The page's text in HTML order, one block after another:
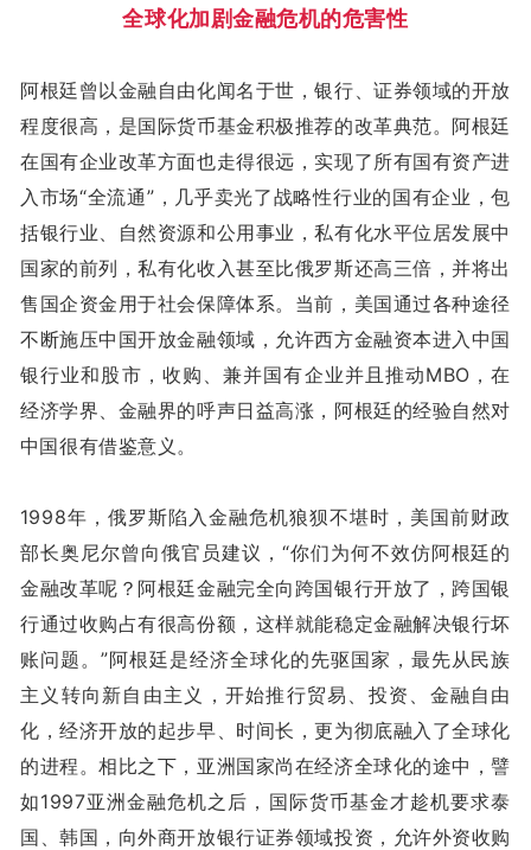
全球化加剧金融危机的危害性
阿根廷曾以金融自由化闻名于世，银行、证券领域的开放
程度很高，是国际货币基金积极推荐的改革典范。阿根廷
在国有企业改革方面也走得很远，实现了所有国有资产进
入市场“全流通”，几乎卖光了战略性行业的国有企业，包
括银行业、自然资源和公用事业，私有化水平位居发展中
国家的前列，私有化收入甚至比俄罗斯还高三倍，并将出
售国企资金用于社会保障体系。当前，美国通过各种途径
不断施压中国开放金融领域，允许西方金融资本进入中国
银行业和股市，收购、兼并国有企业并且推动MBO，在
经济学界、金融界的呼声日益高涨，阿根廷的经验自然对
中国很有借鉴意义。
1998年，俄罗斯陷入金融危机狼狈不堪时，美国前财政
部长奥尼尔曾向俄官员建议，“你们为何不效仿阿根廷的
金融改革呢？阿根廷金融完全向跨国银行开放了，跨国银
行通过收购占有很高份额，这样就能稳定金融解决银行坏
账问题。”阿根廷是经济全球化的先驱国家，最先从民族
主义转向新自由主义，开始推行贸易、投资、金融自由
化，经济开放的起步早、时间长，更为彻底融入了全球化
的进程。相比之下，亚洲国家尚在经济全球化的途中，譬
如1997亚洲金融危机之后，国际货币基金才趁机要求泰
国、韩国，向外商开放银行证券领域投资，允许外资收购